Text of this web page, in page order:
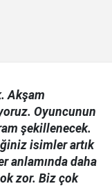
Akşam
Oyuncunun
şekillenecek.
isimler artık
anlamında daha
zor. Biz çok